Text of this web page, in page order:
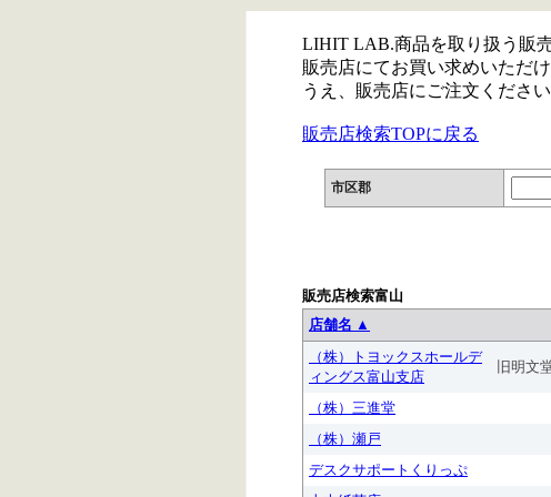
LIHIT LAB.商品を取り扱う販
販売店にてお買い求めいただ
うえ、販売店にご注文ください
販売店検索TOPに戻る
市区郡
販売店検索富山
店舗名 ▲
（株）トヨックスホールデ
ィングス富山支店
旧明文
（株）三進堂
（株）瀬戸
デスクサポートくりっぷ